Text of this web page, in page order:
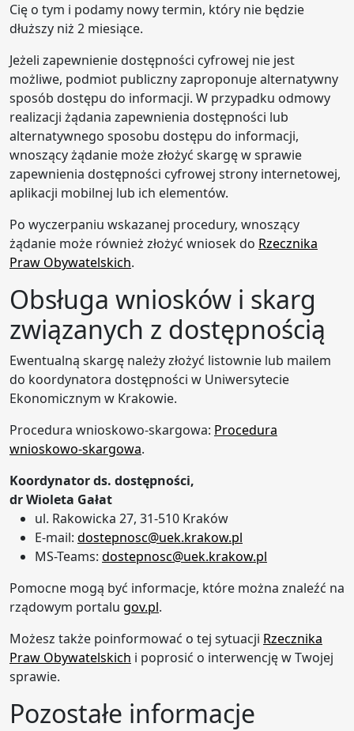
Cię o tym i podamy nowy termin, który nie będzie
dłuższy niż 2 miesiące.
Jeżeli zapewnienie dostępności cyfrowej nie jest
możliwe, podmiot publiczny zaproponuje alternatywny
sposób dostępu do informacji. W przypadku odmowy
realizacji żądania zapewnienia dostępności lub
alternatywnego sposobu dostępu do informacji,
wnoszący żądanie może złożyć skargę w sprawie
zapewnienia dostępności cyfrowej strony internetowej,
aplikacji mobilnej lub ich elementów.
Po wyczerpaniu wskazanej procedury, wnoszący
żądanie może również złożyć wniosek do Rzecznika
Praw Obywatelskich.
Obsługa wniosków i skarg
związanych z dostępnością
Ewentualną skargę należy złożyć listownie lub mailem
do koordynatora dostępności w Uniwersytecie
Ekonomicznym w Krakowie.
Procedura wnioskowo-skargowa: Procedura
wnioskowo-skargowa.
Koordynator ds. dostępności,
dr Wioleta Gałat
ul. Rakowicka 27, 31-510 Kraków
E-mail: dostepnosc@uek.krakow.pl
MS-Teams: dostepnosc@uek.krakow.pl
Pomocne mogą być informacje, które można znaleźć na
rządowym portalu gov.pl.
Możesz także poinformować o tej sytuacji Rzecznika
Praw Obywatelskich i poprosić o interwencję w Twojej
sprawie.
Pozostałe informacje